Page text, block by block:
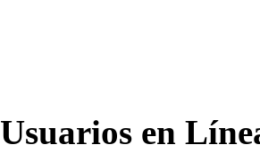
Usuarios en